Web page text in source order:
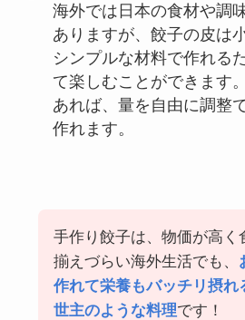
海外では日本の食材や調
ありますが、餃子の皮は
シンプルな材料で作れる
て楽しむことができます
あれば、量を自由に調整
作れます。
手作り餃子は、物価が高く
揃えづらい海外生活でも、
作れて栄養もバッチリ摂れ
世主のような料理です！